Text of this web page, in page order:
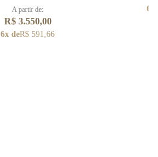
A partir de:
R$ 3.550,00
6x deR$ 591,66
6x